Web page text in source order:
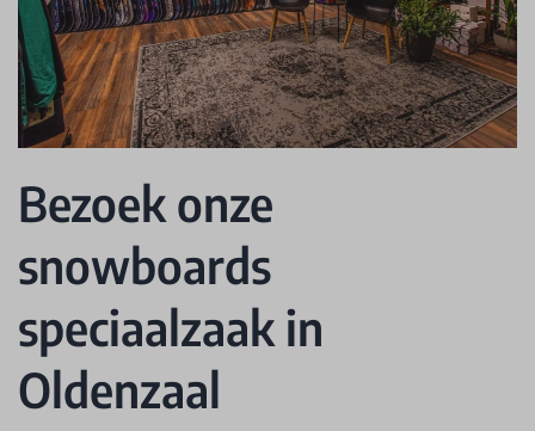
Bezoek onze
snowboards
speciaalzaak in
Oldenzaal